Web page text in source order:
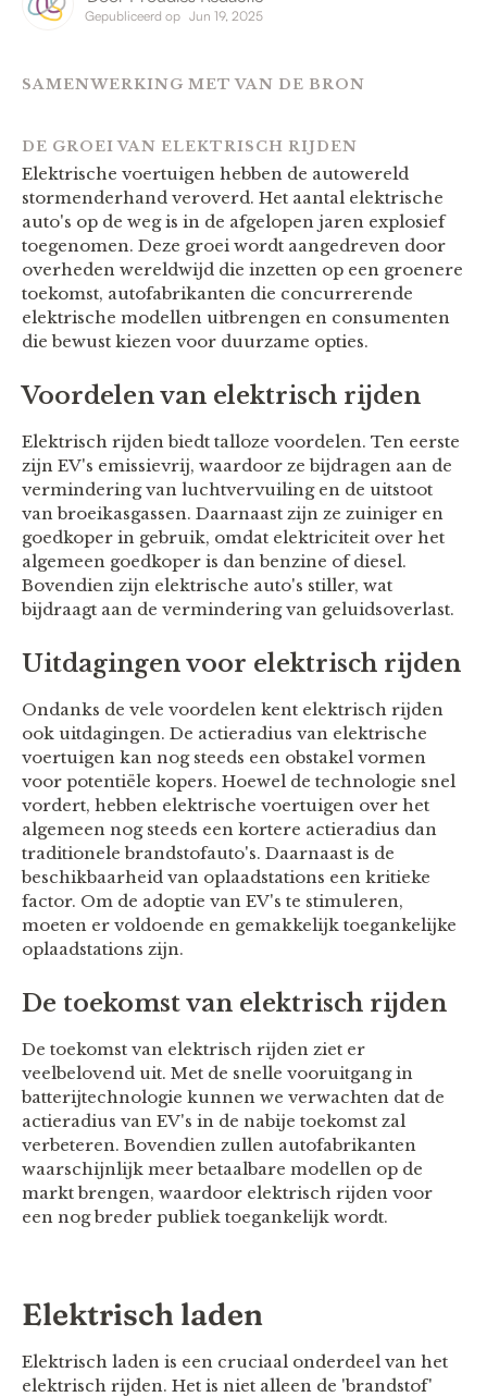
Gepubliceerd op Jun 19, 2025
SAMENWERKING MET VAN DE BRON
DE GROEI VAN ELEKTRISCH RIJDEN
Elektrische voertuigen hebben de autowereld
stormenderhand veroverd. Het aantal elektrische
auto's op de weg is in de afgelopen jaren explosief
toegenomen. Deze groei wordt aangedreven door
overheden wereldwijd die inzetten op een groenere
toekomst, autofabrikanten die concurrerende
elektrische modellen uitbrengen en consumenten
die bewust kiezen voor duurzame opties.
Voordelen van elektrisch rijden
Elektrisch rijden biedt talloze voordelen. Ten eerste
zijn EV's emissievrij, waardoor ze bijdragen aan de
vermindering van luchtvervuiling en de uitstoot
van broeikasgassen. Daarnaast zijn ze zuiniger en
goedkoper in gebruik, omdat elektriciteit over het
algemeen goedkoper is dan benzine of diesel.
Bovendien zijn elektrische auto's stiller, wat
bijdraagt aan de vermindering van geluidsoverlast.
Uitdagingen voor elektrisch rijden
Ondanks de vele voordelen kent elektrisch rijden
ook uitdagingen. De actieradius van elektrische
voertuigen kan nog steeds een obstakel vormen
voor potentiële kopers. Hoewel de technologie snel
vordert, hebben elektrische voertuigen over het
algemeen nog steeds een kortere actieradius dan
traditionele brandstofauto's. Daarnaast is de
beschikbaarheid van oplaadstations een kritieke
factor. Om de adoptie van EV's te stimuleren,
moeten er voldoende en gemakkelijk toegankelijke
oplaadstations zijn.
De toekomst van elektrisch rijden
De toekomst van elektrisch rijden ziet er
veelbelovend uit. Met de snelle vooruitgang in
batterijtechnologie kunnen we verwachten dat de
actieradius van EV's in de nabije toekomst zal
verbeteren. Bovendien zullen autofabrikanten
waarschijnlijk meer betaalbare modellen op de
markt brengen, waardoor elektrisch rijden voor
een nog breder publiek toegankelijk wordt.
Elektrisch laden
Elektrisch laden is een cruciaal onderdeel van het
elektrisch rijden. Het is niet alleen de 'brandstof'